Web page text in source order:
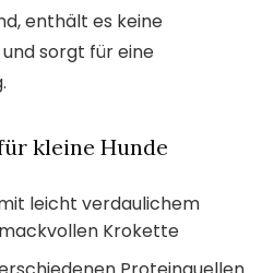
enthält es keine
sorgt für eine
kleine Hunde
leicht verdaulichem
Krokette